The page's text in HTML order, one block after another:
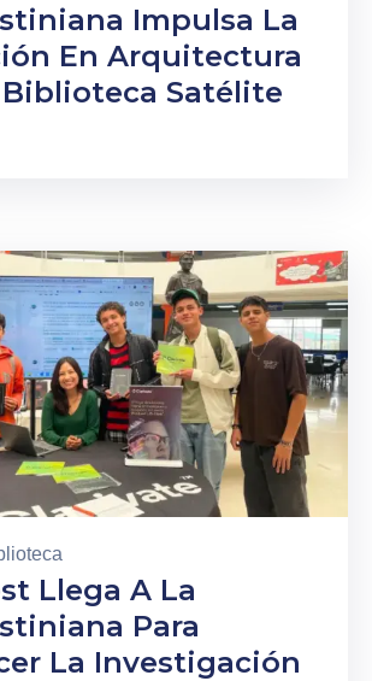
Impulsa La
En Arquitectura
Biblioteca Satélite
Llega A La
Para
La Investigación